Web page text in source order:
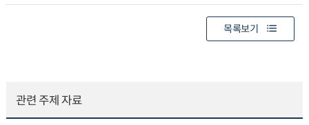
목록보기
관련 주제 자료